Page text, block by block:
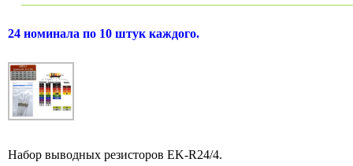
24 номинала по 10 штук каждого.
Набор выводных резисторов EK-R24/4.